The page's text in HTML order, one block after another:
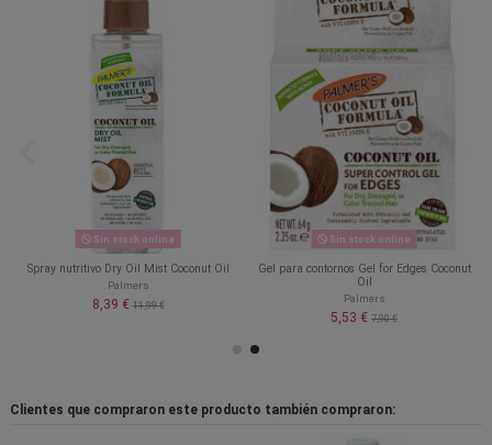
Sin stock online
Spray nutritivo Dry Oil Mist Coconut Oil
Palmers
8,39 €11,99 €
Sin stock online
Gel para contornos Gel for Edges Coconut
Oil
Palmers
5,53 € 7,90 €
Clientes que compraron este producto también compraron: